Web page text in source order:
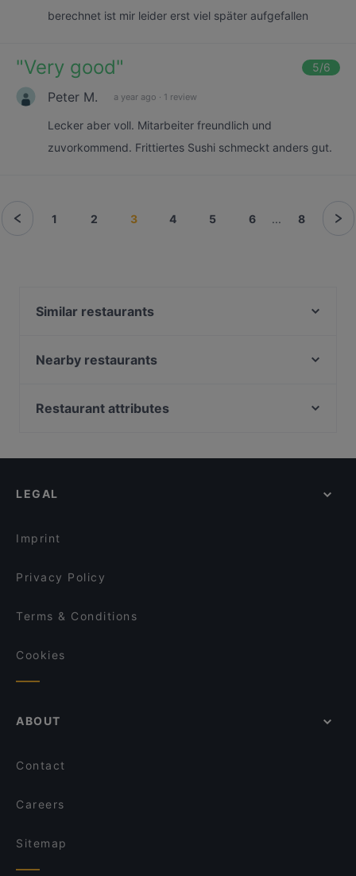
berechnet ist mir leider erst viel später aufgefallen
"Very good" 5/6
Peter M. a year ago · 1 review
Lecker aber voll. Mitarbeiter freundlich und
zuvorkommend. Frittiertes Sushi schmeckt anders gut.
1 2 3 4 5 6 ... 8
Similar restaurants
BAR - BATUMI
Restaurant Mkhunaa
Weyers
Nearby restaurants
THE DOOR - BOUTIQUE CLUB
Byblos Restaurant Berlin
Ristorante Romero
Restaurant attributes
Restaurants For Business Lunch in Berlin
LEGAL
Imprint
Privacy Policy
Terms & Conditions
Cookies
ABOUT
Contact
Careers
Sitemap